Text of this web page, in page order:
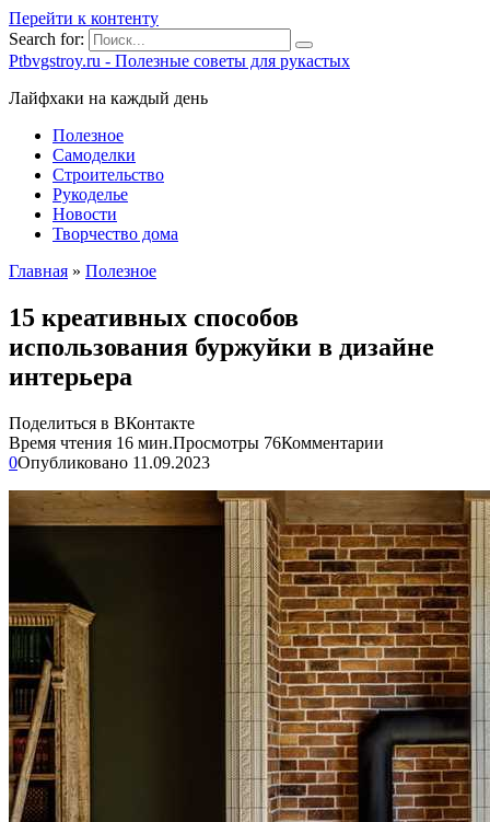
Перейти к контенту
Search for:
Ptbvgstroy.ru - Полезные советы для рукастых
Лайфхаки на каждый день
Полезное
Самоделки
Строительство
Рукоделье
Новости
Творчество дома
Главная » Полезное
15 креативных способов
использования буржуйки в дизайне
интерьера
Поделиться в ВКонтакте
Время чтения 16 мин.Просмотры 76Комментарии
0Опубликовано 11.09.2023